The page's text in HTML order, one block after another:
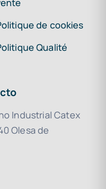
de cookies
Qualité
Industrial Catex
Olesa de